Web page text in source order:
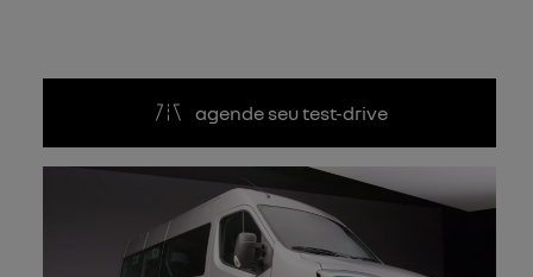
agende seu test-drive